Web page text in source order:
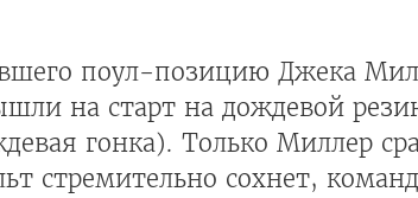
поул-позицию Джека
на старт на дождевой
гонка). Только Миллер
стремительно сохнет,